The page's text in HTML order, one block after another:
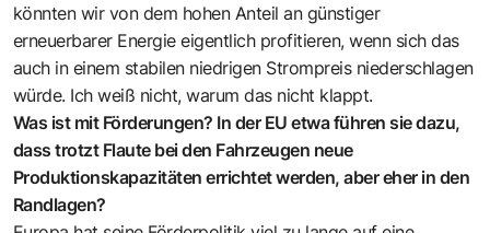
könnten wir von dem hohen Anteil an günstiger
erneuerbarer Energie eigentlich profitieren, wenn sich das
auch in einem stabilen niedrigen Strompreis niederschlagen
würde. Ich weiß nicht, warum das nicht klappt.
Was ist mit Förderungen? In der EU etwa führen sie dazu,
dass trotzt Flaute bei den Fahrzeugen neue
Produktionskapazitäten errichtet werden, aber eher in den
Randlagen?